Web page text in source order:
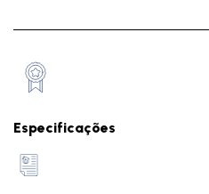
Especificações